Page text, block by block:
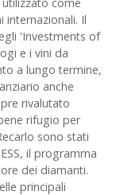
Il
'Investments of
e i vini da
a lungo termine,
anche
rivalutato
rifugio per
sono stati
il programma
dei diamanti.
principali